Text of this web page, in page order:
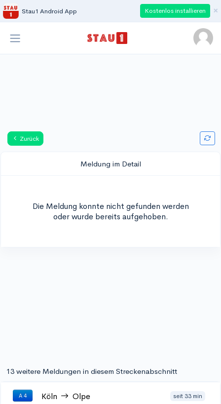
Stau1 Android App Kostenlos installieren ×
Zurück
Meldung im Detail
Die Meldung konnte nicht gefunden werden
oder wurde bereits aufgehoben.
13 weitere Meldungen in diesem Streckenabschnitt
A 4 Köln Olpe seit 33 min